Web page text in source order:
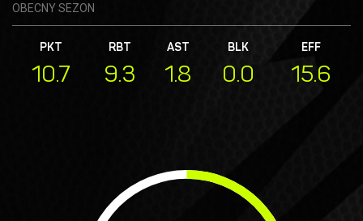
OBECNY SEZON
PKT RBT AST BLK EFF
10.7 9.3 1.8 0.0 15.6